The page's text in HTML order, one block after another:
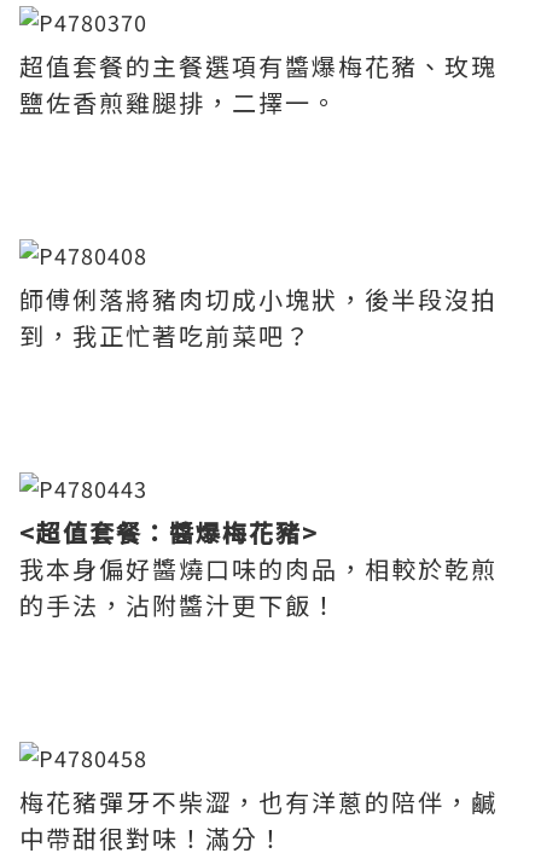
超值套餐的主餐選項有醬爆梅花豬、玫瑰
鹽佐香煎雞腿排，二擇一。
師傅俐落將豬肉切成小塊狀，後半段沒拍
到，我正忙著吃前菜吧？
<超值套餐：醬爆梅花豬>
我本身偏好醬燒口味的肉品，相較於乾煎
的手法，沾附醬汁更下飯！
梅花豬彈牙不柴澀，也有洋蔥的陪伴，鹹
中帶甜很對味！滿分！